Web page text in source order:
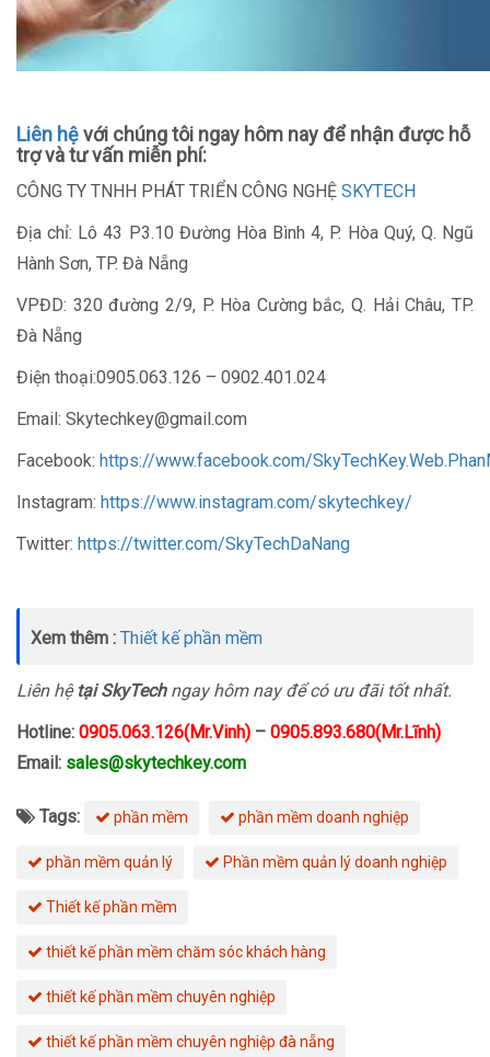
Liên hệvới chúng tôi ngay hôm nay để nhận được hỗ
trợ và tư vấn miễn phí:
CÔNG TY TNHH PHÁT TRIỂN CÔNG NGHỆ SKYTECH
Địa chỉ: Lô 43 P3.10 Đường Hòa Bình 4, P. Hòa Quý, Q. Ngũ
Hành Sơn, TP. Đà Nẵng
VPĐD: 320 đường 2/9, P. Hòa Cường bắc, Q. Hải Châu, TP.
Đà Nẵng
Điện thoại:0905.063.126 – 0902.401.024
Email: Skytechkey@gmail.com
Facebook: https://www.facebook.com/
Instagram: https://www.instagram.com/skytechkey/
Twitter: https://twitter.com/SkyTechDaNang
Xem thêm : Thiết kế phần mềm
Liên hệ tại SkyTechngay hôm nay để có ưu đãi tốt nhất.
Hotline: 0905.063.126(Mr.Vinh) – 0905.893.680(Mr.Lĩnh)
Email: sales@skytechkey.com
Tags: phần mềm phần mềm doanh nghiệp
phần mềm quản lý Phần mềm quản lý doanh nghiệp
Thiết kế phần mềm
thiết kế phần mềm chăm sóc khách hàng
thiết kế phần mềm chuyên nghiệp
thiết kế phần mềm chuyên nghiệp đà nẵng